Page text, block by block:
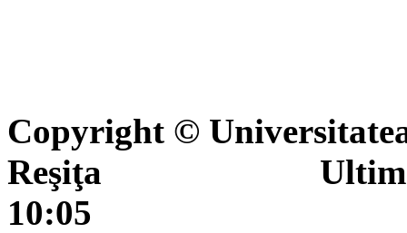
Copyright ©
Reşiţa Ultima
10:05